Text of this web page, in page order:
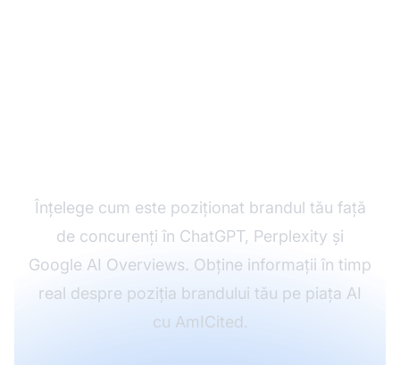
Înțelege cum este poziționat brandul tău față
de concurenți în ChatGPT, Perplexity și
Google AI Overviews. Obține informații în timp
real despre poziția brandului tău pe piața AI
cu AmICited.